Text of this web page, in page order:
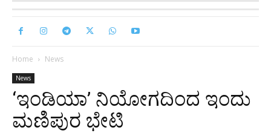
Home News
News
‘ಇಂಡಿಯಾ’ ನಿಯೋಗದಿಂದ ಇಂದು
ಮಣಿಪುರ ಭೇಟಿ